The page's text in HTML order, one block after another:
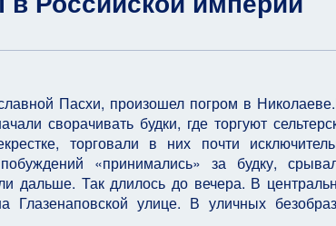
Пасхи, произошел погром в
сворачивать будки, где торгуют
торговали в них почти
«принимались» за будку,
дальше. Так длилось до вечера. В
улице. В уличных